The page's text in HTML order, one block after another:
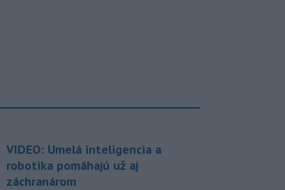
VIDEO: Umelá inteligencia a
robotika pomáhajú už aj
záchranárom